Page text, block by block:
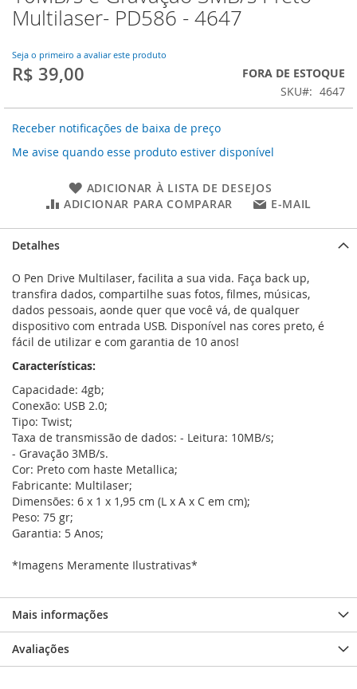
início
Galeria
de
imagens
Multilaser- PD586 - 4647
Seja o primeiro a avaliar este produto
R$ 39,00
FORA DE ESTOQUE
SKU
4647
Receber notificações de baixa de preço
Me avise quando esse produto estiver disponível
ADICIONAR À LISTA DE DESEJOS
ADICIONAR PARA COMPARAR
E-MAIL
Detalhes
O Pen Drive Multilaser, facilita a sua vida. Faça back up,
transfira dados, compartilhe suas fotos, filmes, músicas,
dados pessoais, aonde quer que você vá, de qualquer
dispositivo com entrada USB. Disponível nas cores preto, é
fácil de utilizar e com garantia de 10 anos!
Características:
Capacidade: 4gb;
Conexão: USB 2.0;
Tipo: Twist;
Taxa de transmissão de dados: - Leitura: 10MB/s;
- Gravação 3MB/s.
Cor: Preto com haste Metallica;
Fabricante: Multilaser;
Dimensões: 6 x 1 x 1,95 cm (L x A x C em cm);
Peso: 75 gr;
Garantia: 5 Anos;
*Imagens Meramente Ilustrativas*
Mais informações
Avaliações